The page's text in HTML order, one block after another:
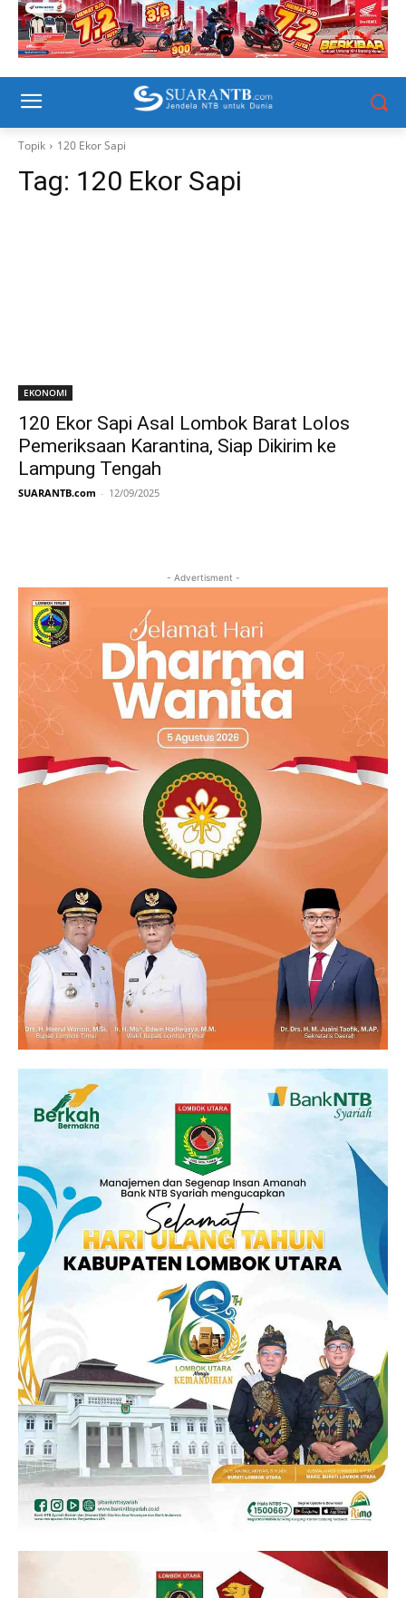
Topik 120 Ekor Sapi
Tag: 120 Ekor Sapi
EKONOMI
120 Ekor Sapi Asal Lombok Barat Lolos
Pemeriksaan Karantina, Siap Dikirim ke
Lampung Tengah
SUARANTB.com - 12/09/2025
- Advertisment -